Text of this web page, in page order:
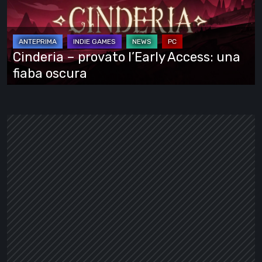
Access:
una
fiaba
oscura
Cinderia – provato l’Early Access: una
fiaba oscura